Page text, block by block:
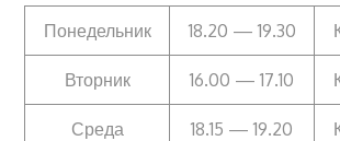
Понедельник 18.20 — 19.30
Вторник 16.00 — 17.10
Среда 18.15 — 19.20